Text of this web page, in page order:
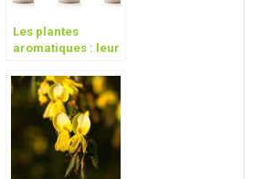
Les plantes
aromatiques : leur
quelques astuces
pour les cultiver